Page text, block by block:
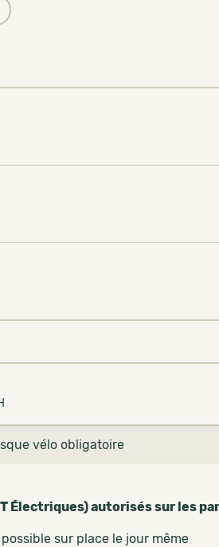
vélo obligatoire
Électriques) autorisés sur les
sur place le jour même